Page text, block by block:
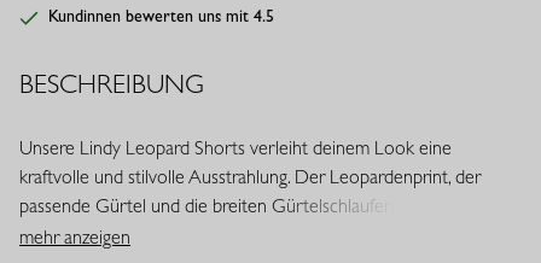
Kundinnen bewerten uns mit 4.5
BESCHREIBUNG
Unsere Lindy Leopard Shorts verleiht deinem Look eine
kraftvolle und stilvolle Ausstrahlung. Der Leopardenprint, der
passende Gürtel und die breiten Gürtelschlaufen sorgen für eine
moderne und feminine Note. Dank des festen Heavy Travelstoffs
mehr anzeigen